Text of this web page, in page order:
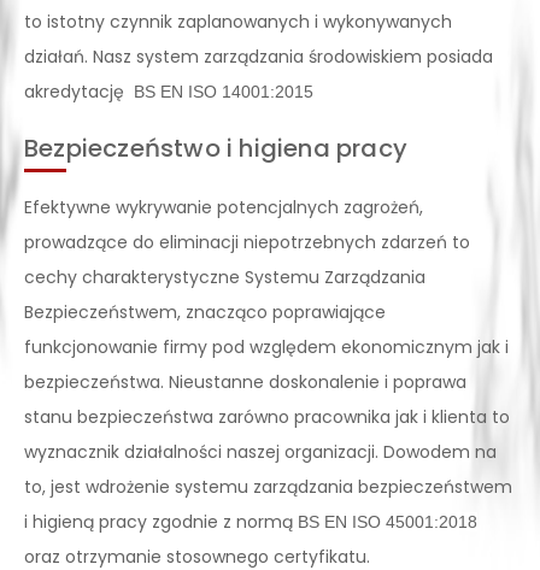
to istotny czynnik zaplanowanych i wykonywanych
działań. Nasz system zarządzania środowiskiem posiada
akredytację
BS EN ISO 14001:2015
Bezpieczeństwo i higiena pracy
Efektywne wykrywanie potencjalnych zagrożeń,
prowadzące do eliminacji niepotrzebnych zdarzeń to
cechy charakterystyczne Systemu Zarządzania
Bezpieczeństwem, znacząco poprawiające
funkcjonowanie firmy pod względem ekonomicznym jak i
bezpieczeństwa. Nieustanne doskonalenie i poprawa
stanu bezpieczeństwa zarówno pracownika jak i klienta to
wyznacznik działalności naszej organizacji. Dowodem na
to, jest wdrożenie systemu zarządzania bezpieczeństwem
i higieną pracy zgodnie z normą BS EN ISO 45001:2018
oraz otrzymanie stosownego certyfikatu.